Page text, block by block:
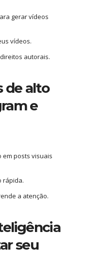
gerar vídeos
vídeos.
autorais.
de alto
e
em posts visuais
rápida.
a atenção.
seu